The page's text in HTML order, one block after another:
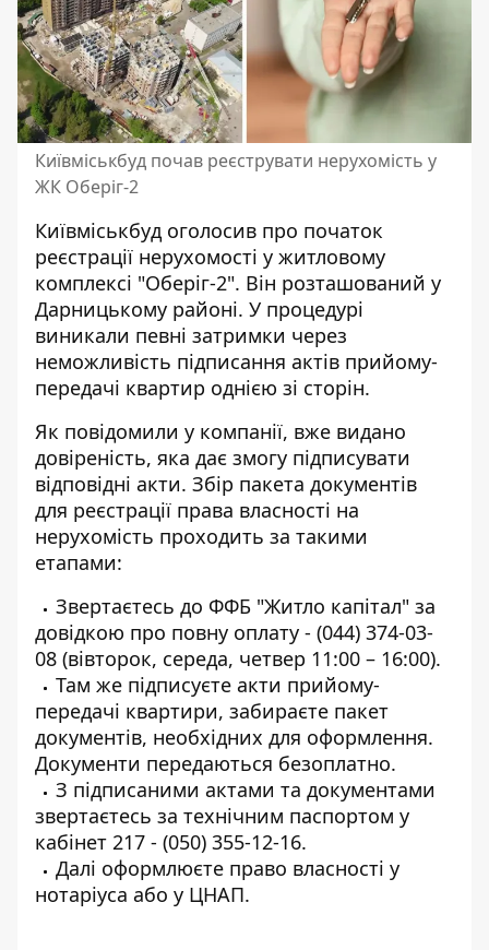
Київміськбуд почав реєструвати нерухомість у
ЖК Оберіг-2
Київміськбуд оголосив про початок
реєстрації нерухомості у житловому
комплексі "Оберіг-2". Він розташований у
Дарницькому районі. У процедурі
виникали певні затримки через
неможливість підписання актів прийому-
передачі квартир однією зі сторін.
Як повідомили у компанії, вже видано
довіреність, яка дає змогу підписувати
відповідні акти. Збір пакета документів
для реєстрації права власності на
нерухомість проходить за такими
етапами:
Звертаєтесь до ФФБ "Житло капітал" за
довідкою про повну оплату - (044) 374-03-
08 (вівторок, середа, четвер 11:00 – 16:00).
Там же підписуєте акти прийому-
передачі квартири, забираєте пакет
документів, необхідних для оформлення.
Документи передаються безоплатно.
З підписаними актами та документами
звертаєтесь за технічним паспортом у
кабінет 217 - (050) 355-12-16.
Далі оформлюєте право власності у
нотаріуса або у ЦНАП.